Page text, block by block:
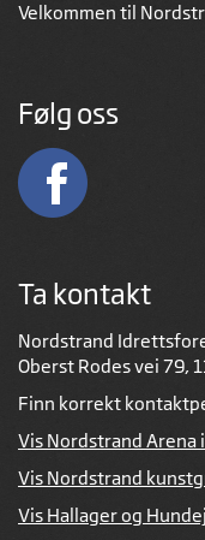
Velkommen til
Følg oss
Ta kontakt
Nordstrand
Oberst Rodes vei 79,
Finn korrekt
Vis Nordstrand Arena
Vis Nordstrand
Vis Hallager og